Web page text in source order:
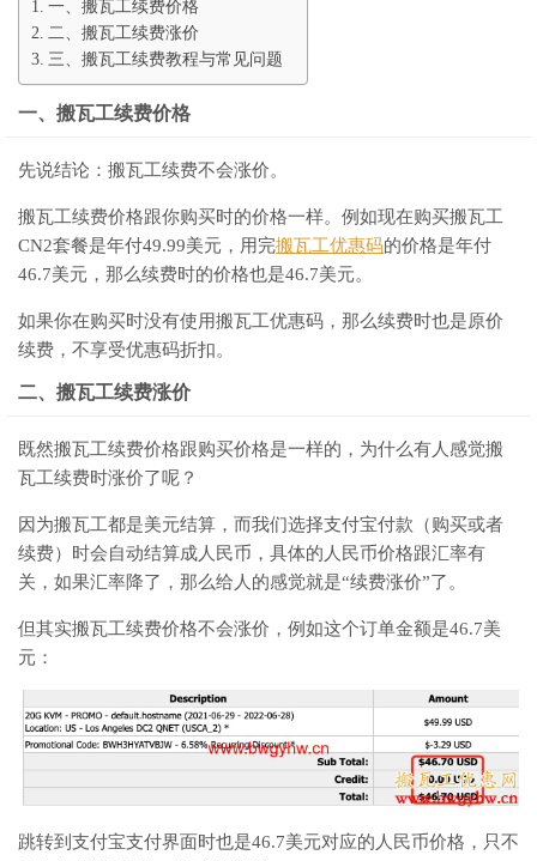
一、搬瓦工续费价格
二、搬瓦工续费涨价
三、搬瓦工续费教程与常见问题
一、搬瓦工续费价格
先说结论：搬瓦工续费不会涨价。
搬瓦工续费价格跟你购买时的价格一样。例如现在购买搬瓦工
CN2套餐是年付49.99美元，用完搬瓦工优惠码的价格是年付
46.7美元，那么续费时的价格也是46.7美元。
如果你在购买时没有使用搬瓦工优惠码，那么续费时也是原价
续费，不享受优惠码折扣。
二、搬瓦工续费涨价
既然搬瓦工续费价格跟购买价格是一样的，为什么有人感觉搬
瓦工续费时涨价了呢？
因为搬瓦工都是美元结算，而我们选择支付宝付款（购买或者
续费）时会自动结算成人民币，具体的人民币价格跟汇率有
关，如果汇率降了，那么给人的感觉就是“续费涨价”了。
但其实搬瓦工续费价格不会涨价，例如这个订单金额是46.7美
元：
跳转到支付宝支付界面时也是46.7美元对应的人民币价格，只不